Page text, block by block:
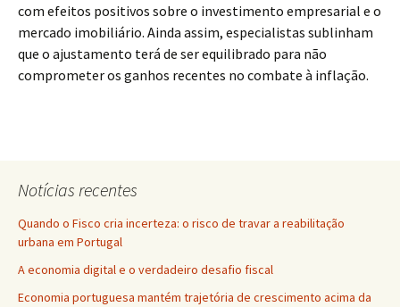
com efeitos positivos sobre o investimento empresarial e o
mercado imobiliário. Ainda assim, especialistas sublinham
que o ajustamento terá de ser equilibrado para não
comprometer os ganhos recentes no combate à inflação.
Notícias recentes
Quando o Fisco cria incerteza: o risco de travar a reabilitação
urbana em Portugal
A economia digital e o verdadeiro desafio fiscal
Economia portuguesa mantém trajetória de crescimento acima da